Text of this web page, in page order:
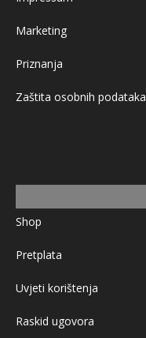
Marketing
Priznanja
Zaštita osobnih podataka
Shop
Pretplata
Uvjeti korištenja
Raskid ugovora